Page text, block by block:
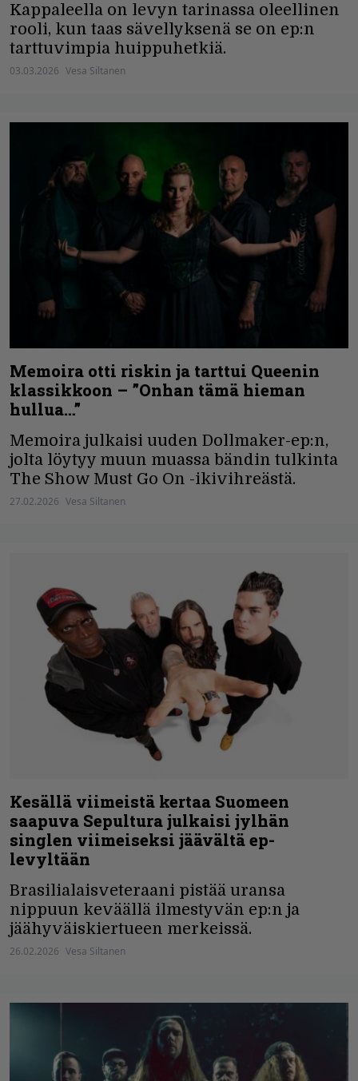
Kappaleella on levyn tarinassa oleellinen
rooli, kun taas sävellyksenä se on ep:n
tarttuvimpia huippuhetkiä.
03.03.2026 Vesa Siltanen
Memoira otti riskin ja tarttui Queenin
klassikkoon – ”Onhan tämä hieman
hullua…”
Memoira julkaisi uuden Dollmaker-ep:n,
jolta löytyy muun muassa bändin tulkinta
The Show Must Go On -ikivihreästä.
27.02.2026 Vesa Siltanen
Kesällä viimeistä kertaa Suomeen
saapuva Sepultura julkaisi jylhän
singlen viimeiseksi jäävältä ep-
levyltään
Brasilialaisveteraani pistää uransa
nippuun keväällä ilmestyvän ep:n ja
jäähyväiskiertueen merkeissä.
26.02.2026 Vesa Siltanen